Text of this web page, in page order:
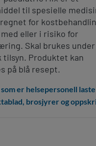
til spesielle
for
eller i risiko for
Skal brukes under
tilsyn. Produktet kan
på blå resept.
er helsepersonell
brosjyrer og